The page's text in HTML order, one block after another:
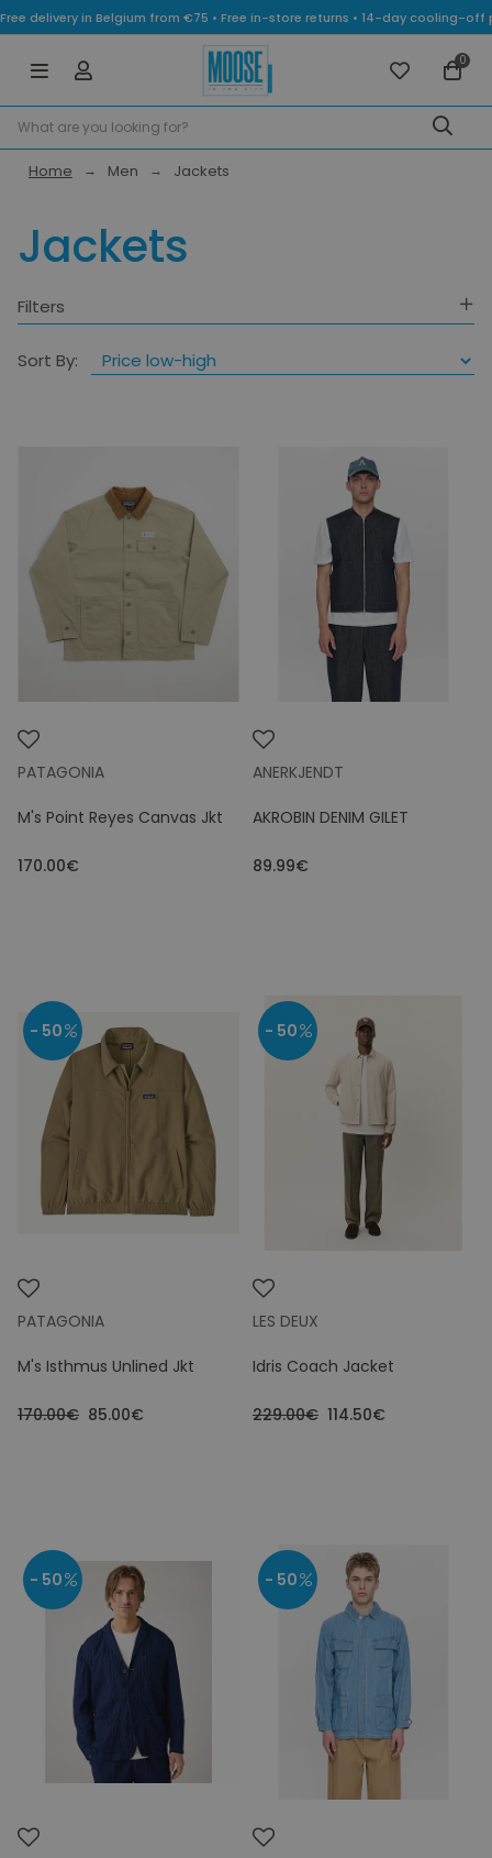
Free delivery in Belgium from €75 • Free in-store returns • 14-day cooling-
0
Home Men Jackets
Jackets
Filters
Gender
Size
Colours
Price
Sort By:
PATAGONIA
M's Point Reyes Canvas Jkt
170.00€
ANERKJENDT
AKROBIN DENIM GILET
89.99€
PATAGONIA
M's Isthmus Unlined Jkt
170.00€ 85.00€
- 50
LES DEUX
Idris Coach Jacket
229.00€ 114.50€
- 50
- 50 - 50